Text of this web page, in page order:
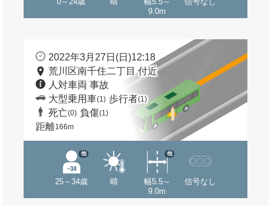
9.0m
2022年3月27日(日)12:18
荒川区南千住二丁目 付近
人対車両 事故
大型乗用車(1) 歩行者(1)
死亡(0) 負傷(1)
距離166m
25～34歳
他
晴
幅5.5～
9.0m
他
信号なし